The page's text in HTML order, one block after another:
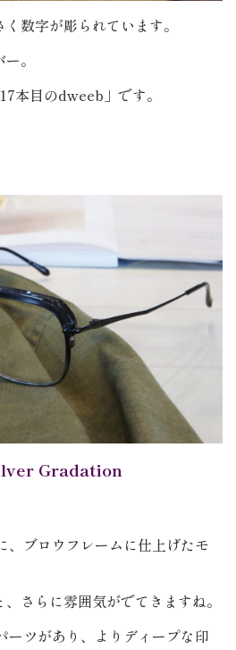
数字が彫られています。
。
本目のdweeb」です。
Gradation
ブロウフレームに仕上げたモ
さらに雰囲気がでてきますね。
ツがあり、よりディープな印